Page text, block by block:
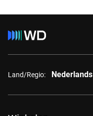
Land/Regio: Nederlands